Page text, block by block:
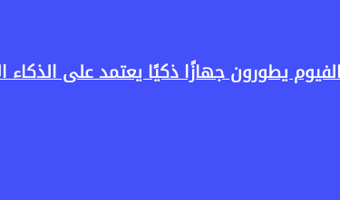
يطورون جهازًا ذكيًا يعتمد على الذكاء